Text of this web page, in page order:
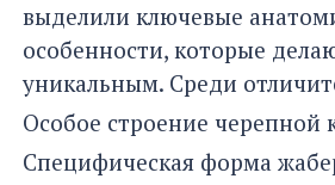
выделили ключевые
особенности, которые
уникальным. Среди
Особое строение черепной
Специфическая форма